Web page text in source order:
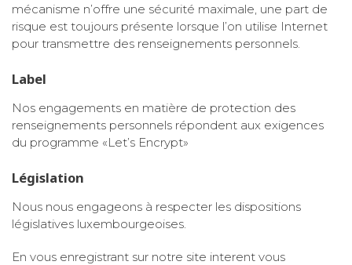
mécanisme n’offre une sécurité maximale, une part de
risque est toujours présente lorsque l’on utilise Internet
pour transmettre des renseignements personnels.
Label
Nos engagements en matière de protection des
renseignements personnels répondent aux exigences
du programme «Let’s Encrypt»
Législation
Nous nous engageons à respecter les dispositions
législatives luxembourgeoises.
En vous enregistrant sur notre site interent vous